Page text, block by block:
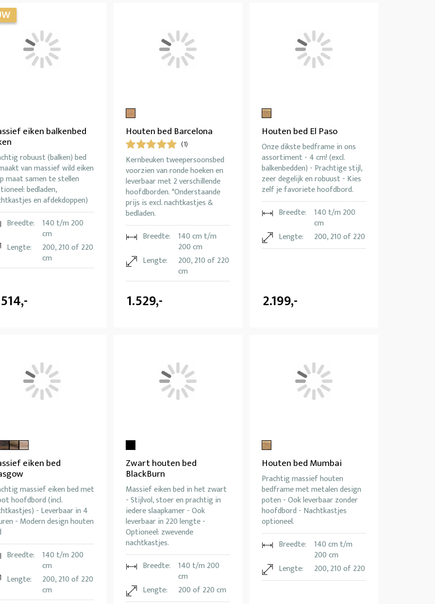
eiken balkenbed
robuust (balken) bed
van massief wild eiken
maat samen te stellen
bedladen,
en afdekdoppen)
Breedte:
140 t/m 200
cm
Lengte:
200, 210 of 220
cm
Houten bed Barcelona
(1)
Kernbeuken tweepersoonsbed
voorzien van ronde hoeken en
leverbaar met 2 verschillende
hoofdborden. *Onderstaande
prijs is excl. nachtkastjes &
bedladen.
Breedte:
140 cm t/m
200 cm
Lengte:
200, 210 of 220
cm
1.529,-
Houten bed El Paso
Onze dikste bedframe in ons
assortiment - 4 cm! (excl.
balkenbedden) - Prachtige stijl,
zeer degelijk en robuust - Kies
zelf je favoriete hoofdbord.
Breedte:
140 t/m 200
cm
Lengte:
200, 210 of 220
2.199,-
eiken bed
massief eiken bed met
hoofdbord (incl.
- Leverbaar in 4
- Modern design houten
Breedte:
140 t/m 200
cm
Lengte:
200, 210 of 220
cm
Zwart houten bed
BlackBurn
Massief eiken bed in het zwart
- Stijlvol, stoer en prachtig in
iedere slaapkamer - Ook
leverbaar in 220 lengte -
Optioneel: zwevende
nachtkastjes.
Breedte:
140 t/m 200
cm
Lengte:
200 of 220 cm
Houten bed Mumbai
Prachtig massief houten
bedframe met metalen design
poten - Ook leverbaar zonder
hoofdbord - Nachtkastjes
optioneel.
Breedte:
140 cm t/m
200 cm
Lengte:
200, 210 of 220